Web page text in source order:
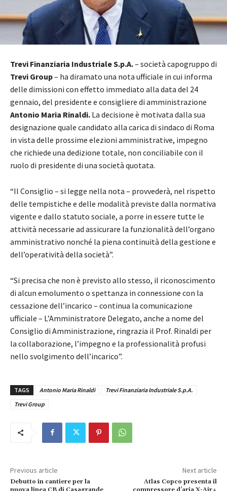
Trevi Finanziaria Industriale S.p.A.– società capogruppo di
Trevi Group– ha diramato una nota ufficiale in cui informa
delle dimissioni con effetto immediato alla data del 24
gennaio, del presidente e consigliere di amministrazione
Antonio Maria Rinaldi. La decisione è motivata dalla sua
designazione quale candidato alla carica di sindaco di Roma
in vista delle prossime elezioni amministrative, impegno
che richiede una dedizione totale, non conciliabile con il
ruolo di presidente di una società quotata.
“Il Consiglio – si legge nella nota – provvederà, nel rispetto
delle tempistiche e delle modalità previste dalla normativa
vigente e dallo statuto sociale, a porre in essere tutte le
attività necessarie ad assicurare la funzionalità dell’organo
amministrativo nonché la piena continuità della gestione e
dell’operatività della società”.
“Si precisa che non è previsto allo stesso, il riconoscimento
di alcun emolumento o spettanza in connessione con la
cessazione dell’incarico – continua la comunicazione
ufficiale – L’Amministratore Delegato, anche a nome del
Consiglio di Amministrazione, ringrazia il Prof. Rinaldi per
la collaborazione, l’impegno e la professionalità profusi
nello svolgimento dell’incarico”.
TAGS Antonio Maria Rinaldi
Trevi Finanziaria Industriale S.p.A.
Trevi Group
Previous article
Debutto in cantiere per la
Next article
Atlas Copco presenta il